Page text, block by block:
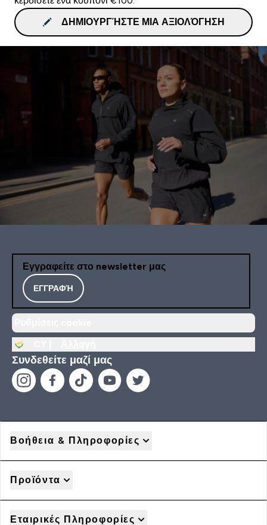
ΔΗΜΙΟΥΡΓΉΣΤΕ ΜΙΑ ΑΞΙΟΛΌΓΗΣΗ
Εγγραφείτε στο newsletter μας
ΕΓΓΡΑΦΉ
Συνδεθείτε μαζί μας
Βοήθεια & Πληροφορίες
Προϊόντα
Εταιρικές Πληροφορίες